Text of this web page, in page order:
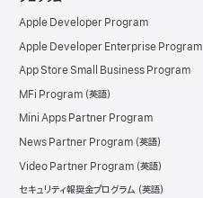
Apple Developer Program
Apple Developer Enterprise Program
App Store Small Business Program
MFi Program
Mini Apps Partner Program
News Partner Program
Video Partner Program
セキュリティ報奨金プログラム